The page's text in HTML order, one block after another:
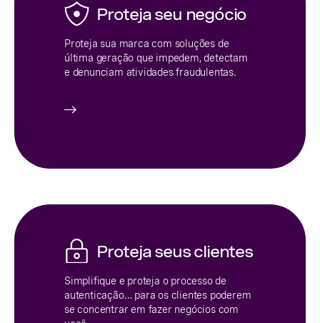
Proteja seu negócio
Proteja sua marca com soluções de
última geração que impedem, detectam
e denunciam atividades fraudulentas.
Proteja seus clientes
Simplifique e proteja o processo de
autenticação… para os clientes poderem
se concentrar em fazer negócios com